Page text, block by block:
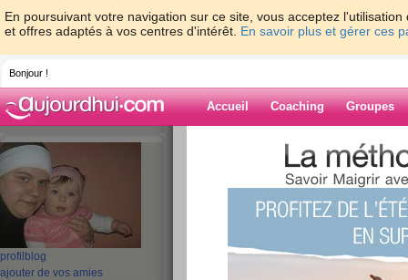
En poursuivant votre navigation sur ce site, vous acceptez
et offres adaptés à vos centres d'intérêt. En savoir plus et gérer ces
Bonjour !
Accueil Coaching Groupes
profil blog
ajouter de vos amies
> melinaceline > un
Blog de
un petit coucou